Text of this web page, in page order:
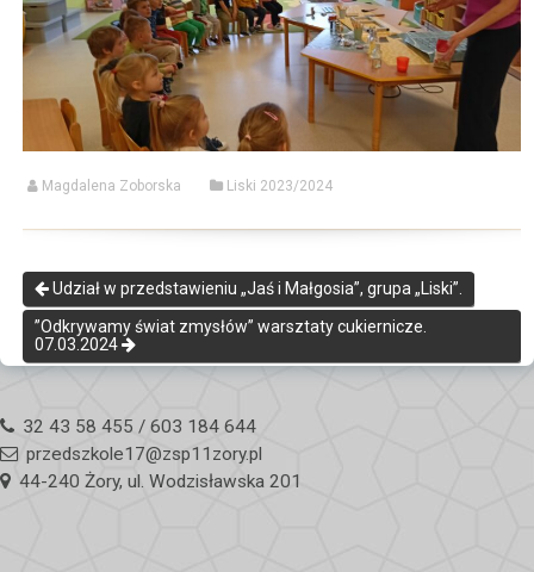
Magdalena Zoborska Liski 2023/2024
Udział w przedstawieniu „Jaś i Małgosia”, grupa „Liski”.
”Odkrywamy świat zmysłów” warsztaty cukiernicze.
07.03.2024
32 43 58 455 / 603 184 644
przedszkole17@zsp11zory.pl
44-240 Żory, ul. Wodzisławska 201